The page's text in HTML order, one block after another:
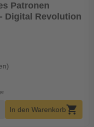
Patronen
Digital Revolution
Menge
In den Warenkorbshopping_cart